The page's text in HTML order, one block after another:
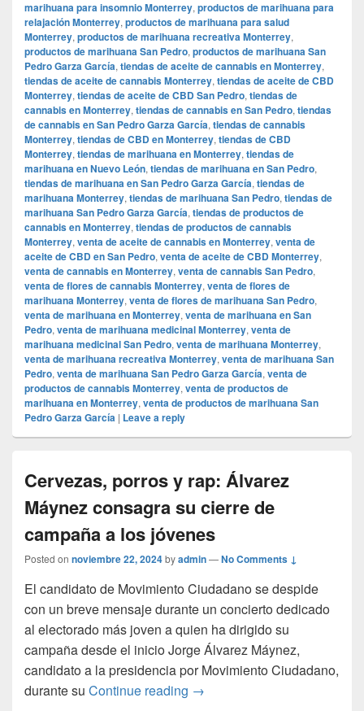
marihuana para insomnio Monterrey, productos de marihuana para
relajación Monterrey, productos de marihuana para salud
Monterrey, productos de marihuana recreativa Monterrey,
productos de marihuana San Pedro, productos de marihuana San
Pedro Garza García, tiendas de aceite de cannabis en Monterrey,
tiendas de aceite de cannabis Monterrey, tiendas de aceite de CBD
Monterrey, tiendas de aceite de CBD San Pedro, tiendas de
cannabis en Monterrey, tiendas de cannabis en San Pedro, tiendas
de cannabis en San Pedro Garza García, tiendas de cannabis
Monterrey, tiendas de CBD en Monterrey, tiendas de CBD
Monterrey, tiendas de marihuana en Monterrey, tiendas de
marihuana en Nuevo León, tiendas de marihuana en San Pedro,
tiendas de marihuana en San Pedro Garza García, tiendas de
marihuana Monterrey, tiendas de marihuana San Pedro, tiendas de
marihuana San Pedro Garza García, tiendas de productos de
cannabis en Monterrey, tiendas de productos de cannabis
Monterrey, venta de aceite de cannabis en Monterrey, venta de
aceite de CBD en San Pedro, venta de aceite de CBD Monterrey,
venta de cannabis en Monterrey, venta de cannabis San Pedro,
venta de flores de cannabis Monterrey, venta de flores de
marihuana Monterrey, venta de flores de marihuana San Pedro,
venta de marihuana en Monterrey, venta de marihuana en San
Pedro, venta de marihuana medicinal Monterrey, venta de
marihuana medicinal San Pedro, venta de marihuana Monterrey,
venta de marihuana recreativa Monterrey, venta de marihuana San
Pedro, venta de marihuana San Pedro Garza García, venta de
productos de cannabis Monterrey, venta de productos de
marihuana en Monterrey, venta de productos de marihuana San
Pedro Garza García | Leave a reply
Cervezas, porros y rap: Álvarez
Máynez consagra su cierre de
campaña a los jóvenes
Posted on noviembre 22, 2024byadmin—No Comments ↓
El candidato de Movimiento Ciudadano se despide
con un breve mensaje durante un concierto dedicado
al electorado más joven a quien ha dirigido su
campaña desde el inicio Jorge Álvarez Máynez,
candidato a la presidencia por Movimiento Ciudadano,
durante su Continue reading Cervezas, porros y rap:
→